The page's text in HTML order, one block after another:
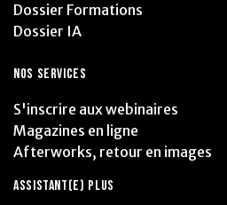
Dossier Formations
Dossier IA
NOS SERVICES
S'inscrire aux webinaires
Magazines en ligne
Afterworks, retour en images
ASSISTANT(E) PLUS